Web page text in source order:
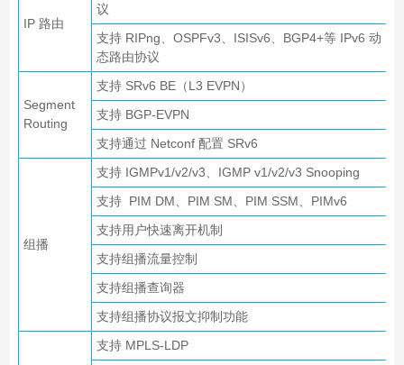
IP 路由
议
支持 RIPng、OSPFv3、ISISv6、BGP4+等 IPv6 动
态路由协议
Segment
Routing
支持 SRv6 BE（L3 EVPN）
支持 BGP-EVPN
支持通过 Netconf 配置 SRv6
组播
支持 IGMPv1/v2/v3、IGMP v1/v2/v3 Snooping
支持 PIM DM、PIM SM、PIM SSM、PIMv6
支持用户快速离开机制
支持组播流量控制
支持组播查询器
支持组播协议报文抑制功能
支持 MPLS-LDP